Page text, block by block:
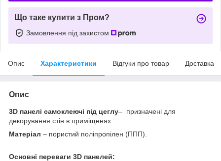
Що таке купити з Пром?
Замовлення під захистом
Опис Характеристики Відгуки про товар Доставка
Опис
3D панелі самоклеючі під цеглу– призначені для
декорування стін в приміщенях.
Матеріал – пористий поліпропілен (ППП).
Основні переваги 3D панелей: